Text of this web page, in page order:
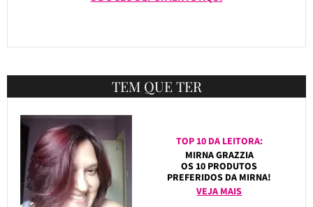
TEM QUE TER
TOP 10 DA LEITORA:
MIRNA GRAZZIA
OS 10 PRODUTOS
PREFERIDOS DA MIRNA!
VEJA MAIS